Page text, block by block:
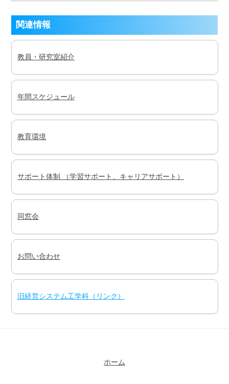
関連情報
教員・研究室紹介
年間スケジュール
教育環境
サポート体制 （学習サポート、キャリアサポート）
同窓会
お問い合わせ
旧経営システム工学科（リンク）
ホーム